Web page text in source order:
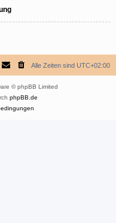
Alle Zeiten sind UTC+02:00
© phpBB Limited
phpBB.de